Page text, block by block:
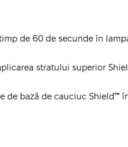
de 60 de secunde în
stratului superior
bază de cauciuc Shield™